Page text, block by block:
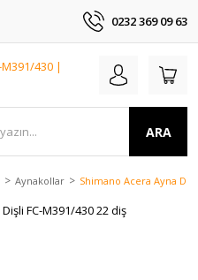
0232 369 09 63
ARA
Aynakollar Shimano Acera Ayna